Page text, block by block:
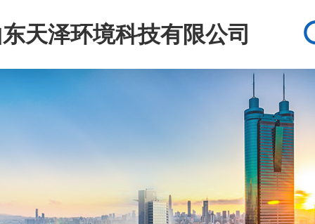
天泽环境科技有限公司